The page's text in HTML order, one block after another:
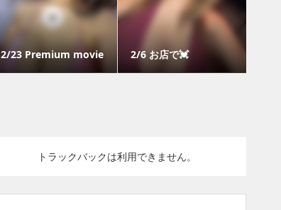
2/23 Premium movie 2/6 お店で💓
トラックバックは利用できません。